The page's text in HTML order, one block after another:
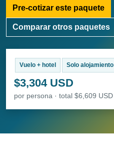
Pre-cotizar este paquete
Comparar otros paquetes
Vuelo + hotel Solo alojamiento
$3,304 USD
por persona · total $6,609 USD